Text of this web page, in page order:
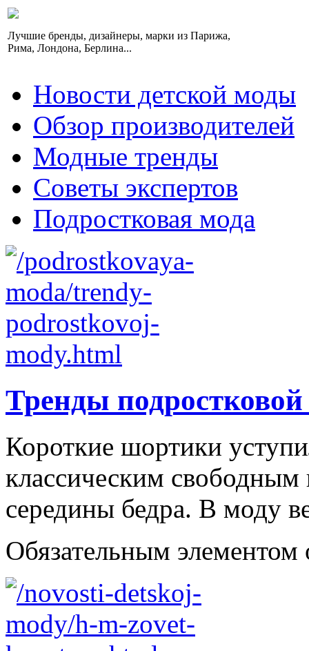
Лучшие бренды, дизайнеры, марки из Парижа,
Рима, Лондона, Берлина...
Новости детской моды
Обзор производителей
Модные тренды
Советы экспертов
Подростковая мода
Тренды
Короткие шортики
классическим
середины бедра. В моду
Обязательным элементом